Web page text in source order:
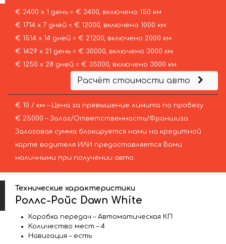
€ 2400 х 1 день = € 2400, включено 150 км
€ 1714 х 7 дней = € 12000, включено 1000 км
€ 1514 х 14 дней = € 21200, включено 2000 км
€ 1429 х 21 день = € 30000, включено 3000 км
€ 1250 х 28 дней = € 35000, включено 3000 км
Расчёт стоимости авто
€ 10 / км – Цена за превышение лимита по пробегу
€ 25000 – Залог/Ответственность/Франшиза.
Залоговая сумма блокируется нами на кредитной
карте водителя ИЛИ предоставляется Вами
наличными при получении авто.
Технические характеристики
Роллс-Ройс Dawn White
Коробка передач – Автоматическая КП
Количество мест – 4
Навигация – есть